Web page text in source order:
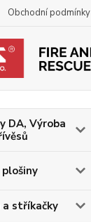
Obchodní podmínky
DA, Výroba
plošiny
a stříkačky